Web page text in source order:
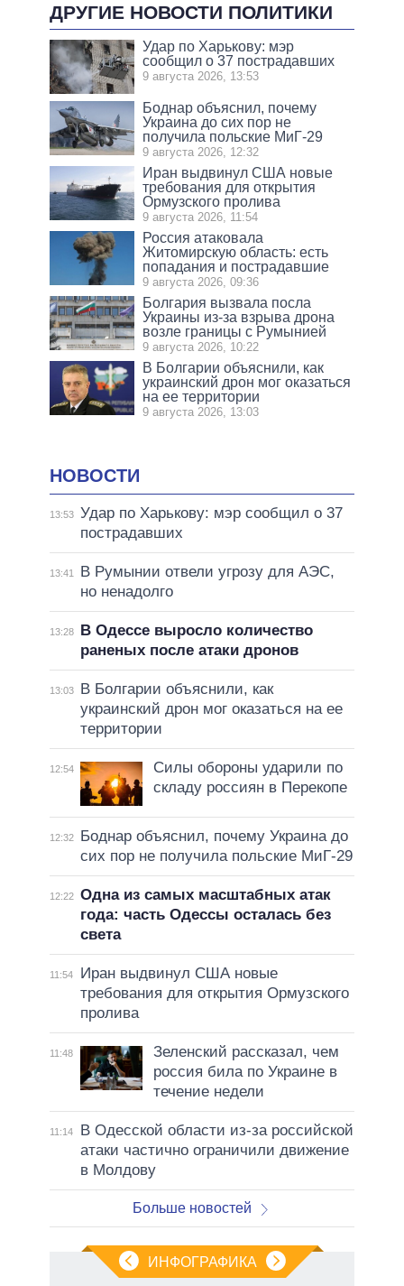
ДРУГИЕ НОВОСТИ ПОЛИТИКИ
Удар по Харькову: мэр
сообщил о 37 пострадавших
9 августа 2026, 13:53
Боднар объяснил, почему
Украина до сих пор не
получила польские МиГ-29
9 августа 2026, 12:32
Иран выдвинул США новые
требования для открытия
Ормузского пролива
9 августа 2026, 11:54
Россия атаковала
Житомирскую область: есть
попадания и пострадавшие
9 августа 2026, 09:36
Болгария вызвала посла
Украины из-за взрыва дрона
возле границы с Румынией
9 августа 2026, 10:22
В Болгарии объяснили, как
украинский дрон мог оказаться
на ее территории
9 августа 2026, 13:03
НОВОСТИ
13:53 Удар по Харькову: мэр сообщил о 37
пострадавших
13:41
В Румынии отвели угрозу для АЭС,
но ненадолго
13:28
В Одессе выросло количество
раненых после атаки дронов
13:03
В Болгарии объяснили, как
украинский дрон мог оказаться на ее
территории
12:54
Силы обороны ударили по
складу россиян в Перекопе
12:32
Боднар объяснил, почему Украина до
сих пор не получила польские МиГ-29
12:22 Одна из самых масштабных атак
года: часть Одессы осталась без
света
11:54
Иран выдвинул США новые
требования для открытия Ормузского
пролива
11:48
Зеленский рассказал, чем
россия била по Украине в
течение недели
11:14
В Одесской области из-за российской
атаки частично ограничили движение
в Молдову
Больше новостей
ИНФОГРАФИКА